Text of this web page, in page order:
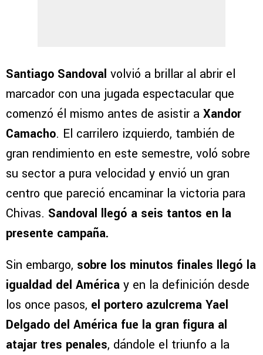
Santiago Sandoval volvió a brillar al abrir el
marcador con una jugada espectacular que
comenzó él mismo antes de asistir a Xandor
Camacho. El carrilero izquierdo, también de
gran rendimiento en este semestre, voló sobre
su sector a pura velocidad y envió un gran
centro que pareció encaminar la victoria para
Chivas. Sandoval llegó a seis tantos en la
presente campaña.
Sin embargo, sobre los minutos finales llegó la
igualdad del América y en la definición desde
los once pasos, el portero azulcrema Yael
Delgado del América fue la gran figura al
atajar tres penales, dándole el triunfo a la